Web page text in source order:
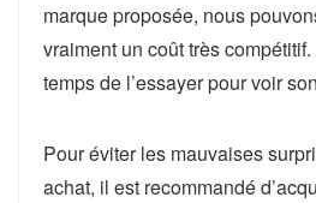
marque proposée, nous
vraiment un coût très
temps de l’essayer pour voir
Pour éviter les mauvaises
achat, il est recommandé